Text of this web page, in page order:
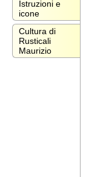
Istruzioni e
icone
Cultura di
Rusticali
Maurizio